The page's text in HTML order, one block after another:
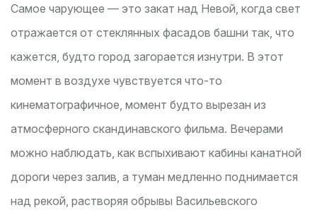
Самое чарующее — это закат над Невой, когда свет
отражается от стеклянных фасадов башни так, что
кажется, будто город загорается изнутри. В этот
момент в воздухе чувствуется что-то
кинематографичное, момент будто вырезан из
атмосферного скандинавского фильма. Вечерами
можно наблюдать, как вспыхивают кабины канатной
дороги через залив, а туман медленно поднимается
над рекой, растворяя обрывы Васильевского